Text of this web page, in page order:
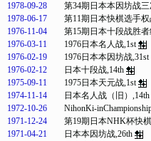
1978-09-28
第34期日本本因坊战
1978-06-17
第11期日本快棋选手
1976-11-04
第15期日本十段战胜
1976-03-11
1976日本名人战,1st
1976-02-19
1976日本本因坊战,31st
1976-02-12
日本十段战,14th
1975-09-11
1975日本天元战,1st
1974-11-14
日本名人战（旧）,14th
1972-10-26
NihonKi-
1971-12-24
第19期日本NHK杯快
1971-04-21
日本本因坊战,26th